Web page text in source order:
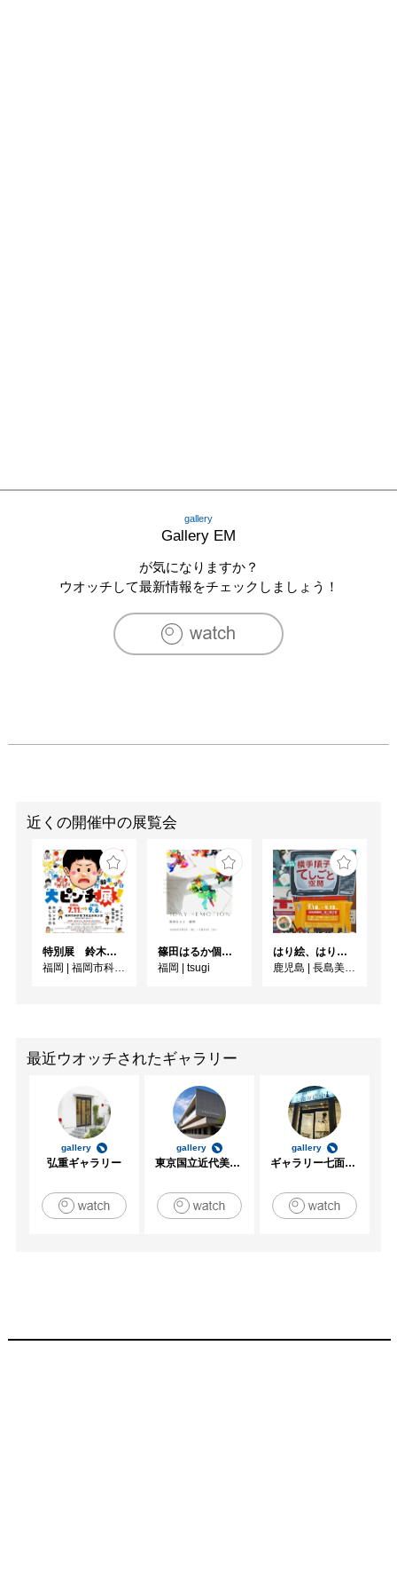
gallery
Gallery EM
が気になりますか？
ウオッチして最新情報をチェックしましょう！
近くの開催中の展覧会
特別展 鈴木のりたけ「大ピンチ展！」
福岡 | 福岡市科学館3階企画展示室
篠田はるか個展「1DAY:4EMOTION」
福岡 | tsugi
はり絵、はり子と消しゴムはんこ 横手順子のてしごと空間
鹿児島 | 長島美術館
最近ウオッチされたギャラリー
gallery
弘重ギャラリー
gallery
東京国立近代美術館
gallery
ギャラリー七面坂途中